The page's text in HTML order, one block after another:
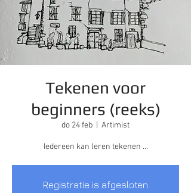
Tekenen voor
beginners (reeks)
do 24 feb Artimist
Iedereen kan leren tekenen ...
Registratie is afgesloten